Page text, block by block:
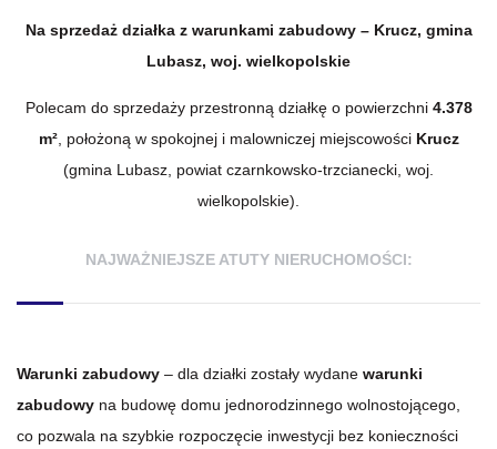
Na sprzedaż działka z warunkami zabudowy – Krucz, gmina
Lubasz, woj. wielkopolskie
Polecam do sprzedaży przestronną działkę o powierzchni 4.378
m², położoną w spokojnej i malowniczej miejscowości Krucz
(gmina Lubasz, powiat czarnkowsko-trzcianecki, woj.
wielkopolskie).
NAJWAŻNIEJSZE ATUTY NIERUCHOMOŚCI:
Warunki zabudowy – dla działki zostały wydane warunki
zabudowy na budowę domu jednorodzinnego wolnostojącego,
co pozwala na szybkie rozpoczęcie inwestycji bez konieczności